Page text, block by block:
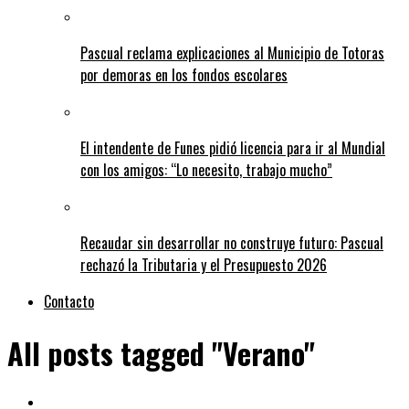
Pascual reclama explicaciones al Municipio de Totoras
por demoras en los fondos escolares
El intendente de Funes pidió licencia para ir al Mundial
con los amigos: “Lo necesito, trabajo mucho”
Recaudar sin desarrollar no construye futuro: Pascual
rechazó la Tributaria y el Presupuesto 2026
Contacto
All posts tagged "Verano"